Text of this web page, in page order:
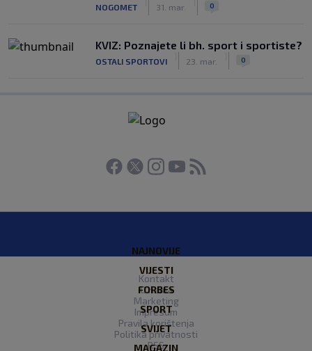
NOGOMET 31. mar. 0
KVIZ: Poznajete li bh. sport i sportiste?
OSTALI SPORTOVI 23. mar. 0
NAJNOVIJE
VIJESTI
FORBES
SPORT
SVIJET
MAGAZIN
Kontakt
O nama
Marketing
Impresum
Pravila korištenja
Politika privatnosti
RSS